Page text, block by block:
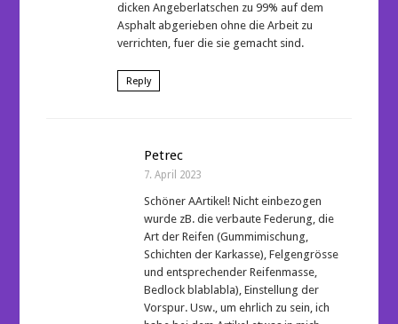
dicken Angeberlatschen zu 99% auf dem
Asphalt abgerieben ohne die Arbeit zu
verrichten, fuer die sie gemacht sind.
Reply
Petrec
7. April 2023
Schöner AArtikel! Nicht einbezogen
wurde zB. die verbaute Federung, die
Art der Reifen (Gummimischung,
Schichten der Karkasse), Felgengrösse
und entsprechender Reifenmasse,
Bedlock blablabla), Einstellung der
Vorspur. Usw., um ehrlich zu sein, ich